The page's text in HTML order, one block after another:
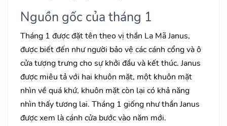
Nguồn gốc của tháng 1
Tháng 1 được đặt tên theo vị thần La Mã Janus,
được biết đến như người bảo vệ các cánh cổng và ô
cửa tượng trưng cho sự khởi đầu và kết thúc. Janus
được miêu tả với hai khuôn mặt, một khuôn mặt
nhìn về quá khứ, khuôn mặt còn lại có khả năng
nhìn thấy tương lai. Tháng 1 giống như thần Janus
được xem là cánh cửa bước vào năm mới.